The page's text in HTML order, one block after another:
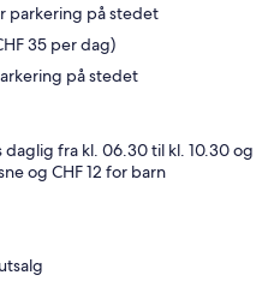
parkering på stedet
35 per dag)
på stedet
fra kl. 06.30 til kl. 10.30 og
og CHF 12 for barn